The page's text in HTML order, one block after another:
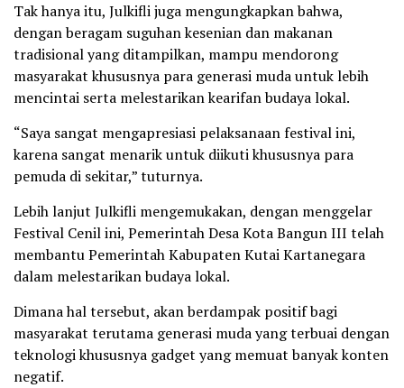
Tak hanya itu, Julkifli juga mengungkapkan bahwa,
dengan beragam suguhan kesenian dan makanan
tradisional yang ditampilkan, mampu mendorong
masyarakat khususnya para generasi muda untuk lebih
mencintai serta melestarikan kearifan budaya lokal.
“Saya sangat mengapresiasi pelaksanaan festival ini,
karena sangat menarik untuk diikuti khususnya para
pemuda di sekitar,” tuturnya.
Lebih lanjut Julkifli mengemukakan, dengan menggelar
Festival Cenil ini, Pemerintah Desa Kota Bangun III telah
membantu Pemerintah Kabupaten Kutai Kartanegara
dalam melestarikan budaya lokal.
Dimana hal tersebut, akan berdampak positif bagi
masyarakat terutama generasi muda yang terbuai dengan
teknologi khususnya gadget yang memuat banyak konten
negatif.